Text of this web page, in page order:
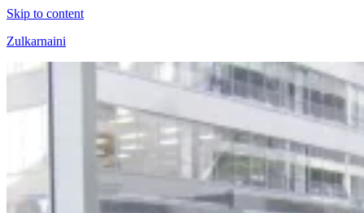
Skip to content
Zulkarnaini